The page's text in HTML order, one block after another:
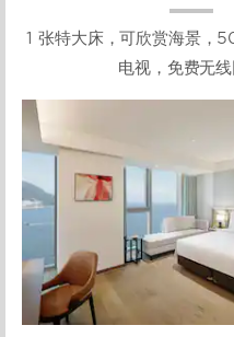
1 张特大床，可欣赏海景，
电视，免费无